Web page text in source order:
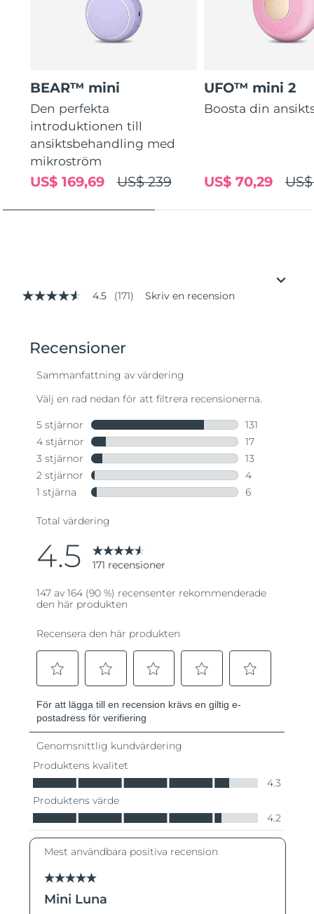
BEAR™ mini
Den perfekta
introduktionen till
ansiktsbehandling med
mikroström
US$ 239
US$ 169,69
UFO™ mini 2
Boosta din
US$ 70,29
4.5
genomsnittligt
betyg.
171
Länk
samma
sida.
4.5 (171) Skriv en recension